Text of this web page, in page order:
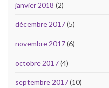
janvier 2018 (2)
décembre 2017(5)
novembre 2017(6)
octobre 2017(4)
septembre 2017(10)